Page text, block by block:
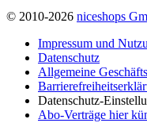
© 2010-2026 niceshops
Impressum und
Datenschutz
Allgemeine
Datenschutz-
Abo-Verträge hier